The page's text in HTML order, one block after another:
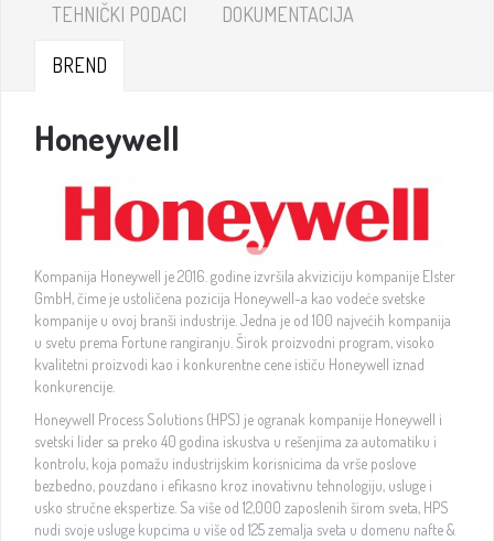
TEHNIČKI PODACI DOKUMENTACIJA
BREND
Honeywell
Kompanija Honeywell je 2016. godine izvršila akviziciju kompanije Elster
GmbH, čime je ustoličena pozicija Honeywell-a kao vodeće svetske
kompanije u ovoj branši industrije. Jedna je od 100 najvećih kompanija
u svetu prema Fortune rangiranju. Širok proizvodni program, visoko
kvalitetni proizvodi kao i konkurentne cene ističu Honeywell iznad
konkurencije.
Honeywell Process Solutions (HPS) je ogranak kompanije Honeywell i
svetski lider sa preko 40 godina iskustva u rešenjima za automatiku i
kontrolu, koja pomažu industrijskim korisnicima da vrše poslove
bezbedno, pouzdano i efikasno kroz inovativnu tehnologiju, usluge i
usko stručne ekspertize. Sa više od 12,000 zaposlenih širom sveta, HPS
nudi svoje usluge kupcima u više od 125 zemalja sveta u domenu nafte &